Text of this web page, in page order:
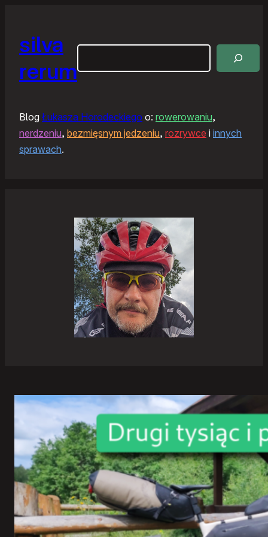
silva
rerum
Blog Łukasza Horodeckiego o: rowerowaniu,
nerdzeniu, bezmięsnym jedzeniu, rozrywce i innych
sprawach.